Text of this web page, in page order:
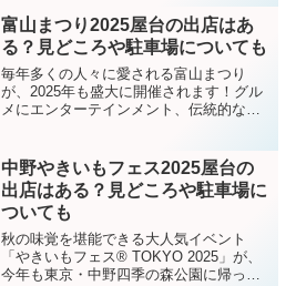
引きや華やかな「道ズネー」、さらに地
元グルメの屋台...
富山まつり2025屋台の出店はあ
る？見どころや駐車場についても
毎年多くの人々に愛される富山まつり
が、2025年も盛大に開催されます！グル
メにエンターテインメント、伝統的な踊
り。屋台の出店情報やアクセス、駐車場
など、富山まつり2025...
中野やきいもフェス2025屋台の
出店はある？見どころや駐車場に
ついても
秋の味覚を堪能できる大人気イベント
「やきいもフェス® TOKYO 2025」が、
今年も東京・中野四季の森公園に帰って